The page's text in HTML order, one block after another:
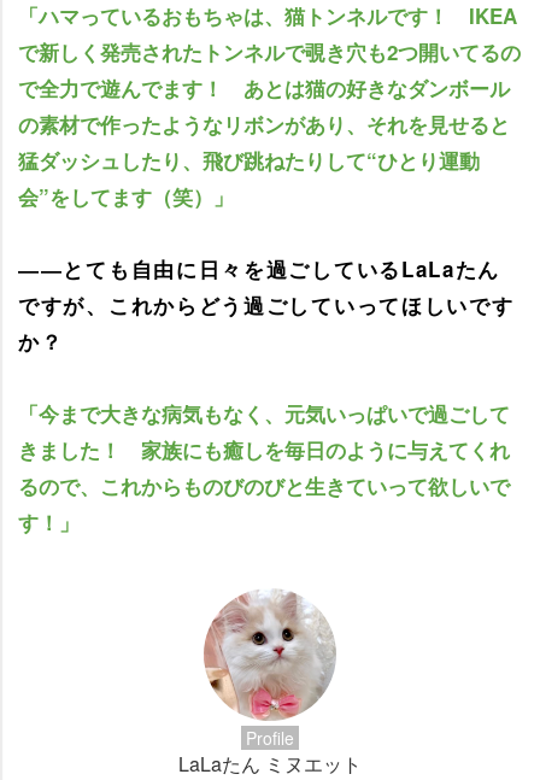
「ハマっているおもちゃは、猫トンネルです！ IKEA
で新しく発売されたトンネルで覗き穴も2つ開いてるの
で全力で遊んでます！ あとは猫の好きなダンボール
の素材で作ったようなリボンがあり、それを見せると
猛ダッシュしたり、飛び跳ねたりして“ひとり運動
会”をしてます（笑）」
――とても自由に日々を過ごしているLaLaたん
ですが、これからどう過ごしていってほしいです
か？
「今まで大きな病気もなく、元気いっぱいで過ごして
きました！ 家族にも癒しを毎日のように与えてくれ
るので、これからものびのびと生きていって欲しいで
す！」
Profile
LaLaたん ミヌエット